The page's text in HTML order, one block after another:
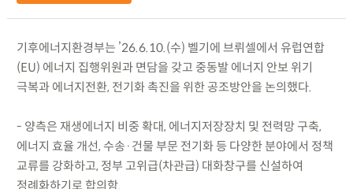
기후에너지환경부는 ’26.6.10.(수) 벨기에 브뤼셀에서 유럽연합
(EU) 에너지 집행위원과 면담을 갖고 중동발 에너지 안보 위기
극복과 에너지전환, 전기화 촉진을 위한 공조방안을 논의했다.
- 양측은 재생에너지 비중 확대, 에너지저장장치 및 전력망 구축,
에너지 효율 개선, 수송·건물 부문 전기화 등 다양한 분야에서 정책
교류를 강화하고, 정부 고위급(차관급) 대화창구를 신설하여
정례화하기로 합의함.